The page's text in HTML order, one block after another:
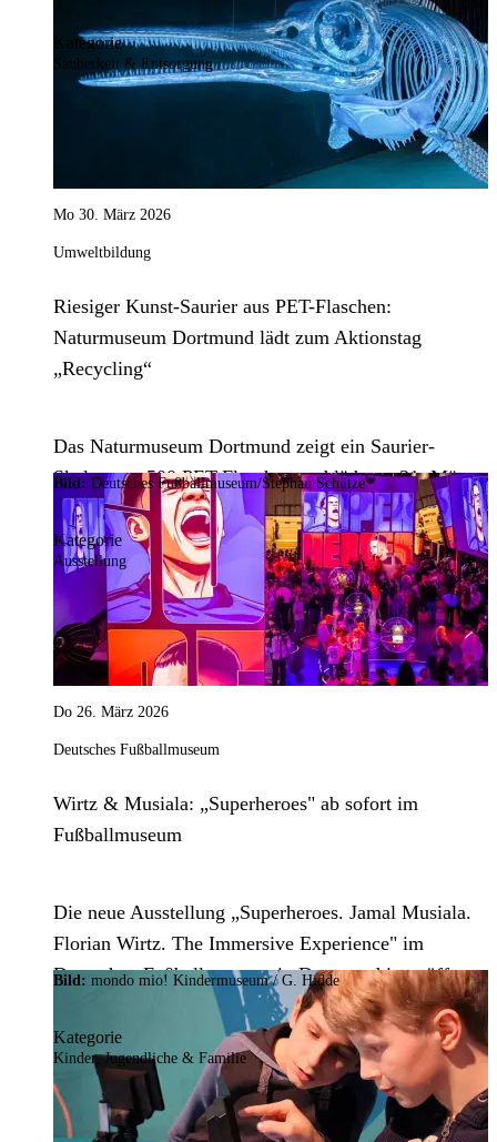
Kategorie
Sauberkeit & Entsorgung
Mo 30. März 2026
Umweltbildung
Riesiger Kunst-Saurier aus PET-Flaschen:
Naturmuseum Dortmund lädt zum Aktionstag
„Recycling“
Das Naturmuseum Dortmund zeigt ein Saurier-
Skelett aus 500 PET-Flaschen und lädt am 31. März
zu einem Aktionstag für Recycling und
Nachhaltigkeit ein.
Bild: Deutsches Fußballmuseum/Stephan Schütze
Kategorie
Ausstellung
Do 26. März 2026
Deutsches Fußballmuseum
Wirtz & Musiala: „Superheroes" ab sofort im
Fußballmuseum
Die neue Ausstellung „Superheroes. Jamal Musiala.
Florian Wirtz. The Immersive Experience" im
Deutschen Fußballmuseum in Dortmund ist eröffnet.
Bild: mondo mio! Kindermuseum / G. Hidde
Kategorie
Kinder, Jugendliche & Familie